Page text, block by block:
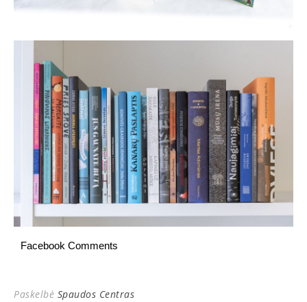
Facebook Comments
Paskelbė Spaudos Centras